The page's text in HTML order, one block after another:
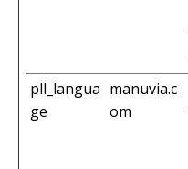
pll_langua
ge
manuvia.c
om